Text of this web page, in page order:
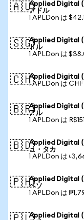
🇦🇺Applied Digital
アドル
1 APLDon は
🇸🇬Applied Digital
ドル
1 APLDon は
🇨🇭Applied Digital
1 APLDon は
🇧🇷Applied Digital
アル
1 APLDon は
🇧🇩Applied Digital
ュ・タカ
1 APLDon は
🇵🇭Applied Digital
ペソ
1 APLDon は
Applied Digital